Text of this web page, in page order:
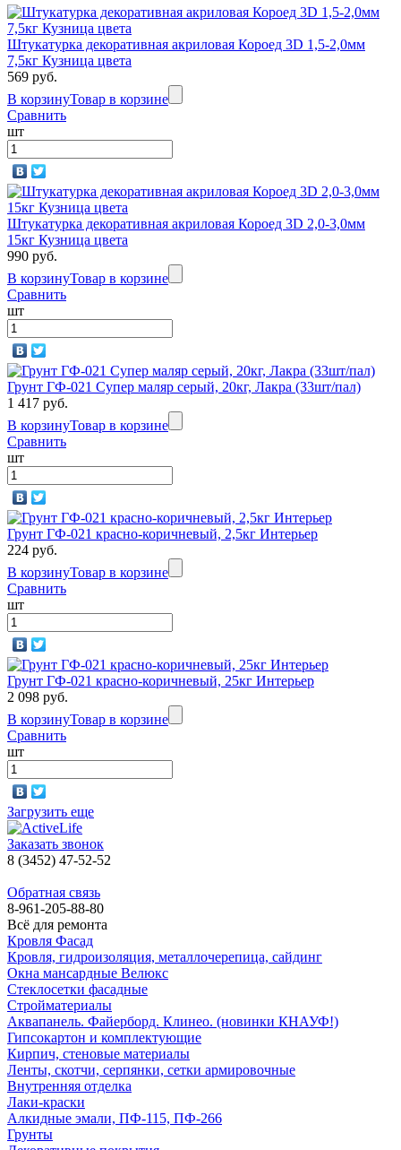
Штукатурка декоративная акриловая Короед 3D 1,5-2,0мм
7,5кг Кузница цвета
569 руб.
В корзинуТовар в корзине
Сравнить
шт
Штукатурка декоративная акриловая Короед 3D 2,0-3,0мм
15кг Кузница цвета
990 руб.
В корзинуТовар в корзине
Сравнить
шт
Грунт ГФ-021 Супер маляр серый, 20кг, Лакра (33шт/пал)
1 417 руб.
В корзинуТовар в корзине
Сравнить
шт
Грунт ГФ-021 красно-коричневый, 2,5кг Интерьер
224 руб.
В корзинуТовар в корзине
Сравнить
шт
Грунт ГФ-021 красно-коричневый, 25кг Интерьер
2 098 руб.
В корзинуТовар в корзине
Сравнить
шт
Загрузить еще
Заказать звонок
8 (3452) 47-52-52
Обратная связь
8-961-205-88-80
Всё для ремонта
Кровля Фасад
Кровля, гидроизоляция, металлочерепица, сайдинг
Окна мансардные Велюкс
Стеклосетки фасадные
Стройматериалы
Аквапанель. Файерборд. Клинео. (новинки КНАУФ!)
Гипсокартон и комплектующие
Кирпич, стеновые материалы
Ленты, скотчи, серпянки, сетки армировочные
Внутренняя отделка
Лаки-краски
Алкидные эмали, ПФ-115, ПФ-266
Грунты